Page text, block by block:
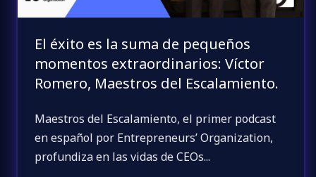
El éxito es la suma de pequeños
momentos extraordinarios: Víctor
Romero, Maestros del Escalamiento.
Maestros del Escalamiento, el primer podcast
en español por Entrepreneurs’ Organization,
profundiza en las vidas de CEOs...